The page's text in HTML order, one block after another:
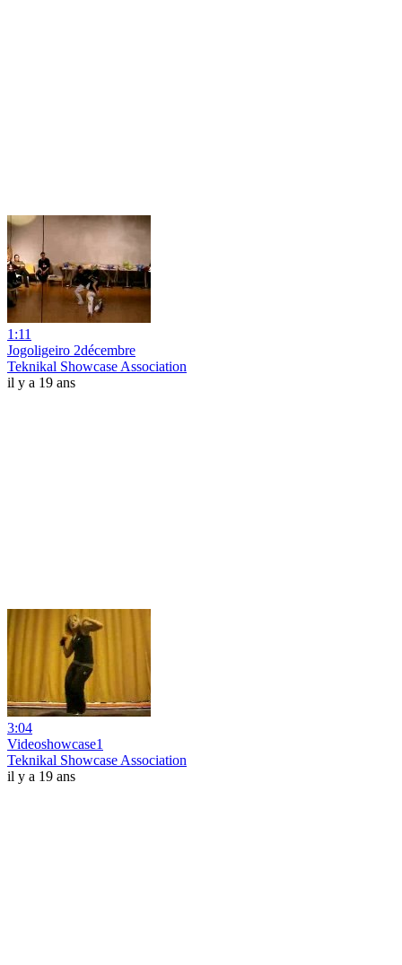
1:11
Jogoligeiro 2décembre
Teknikal Showcase Association
il y a 19 ans
3:04
Videoshowcase1
Teknikal Showcase Association
il y a 19 ans